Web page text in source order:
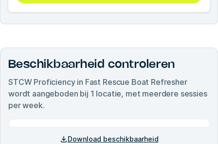
Beschikbaarheid controleren
STCW Proficiency in Fast Rescue Boat Refresher
wordt aangeboden bij 1 locatie, met meerdere sessies
per week.
Download beschikbaarheid